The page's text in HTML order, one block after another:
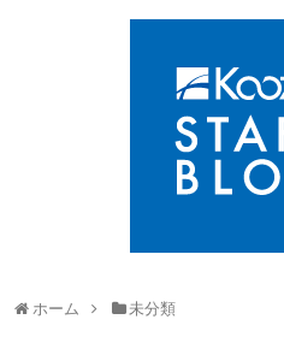
ホーム 未分類